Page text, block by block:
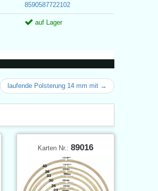
8590587722102
auf Lager
laufende Polsterung 14 mm mit →
Karten Nr.: 89016